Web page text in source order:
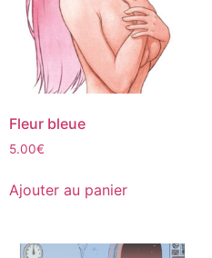
Fleur bleue
5.00€
Ajouter au panier